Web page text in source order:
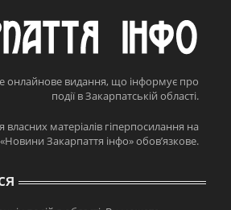
онлайнове видання, що інформує про
події в Закарпатській області.
власних матеріалів гіперпосилання на
«Новини Закарпаття інфо» обов’язкове.